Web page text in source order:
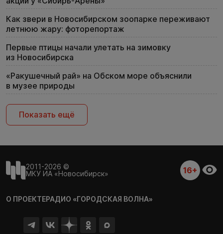
Как звери в Новосибирском зоопарке переживают
летнюю жару: фоторепортаж
Первые птицы начали улетать на зимовку
из Новосибирска
«Ракушечный рай» на Обском море объяснили
в музее природы
Показать ещё
2011-2026 ©
МКУ ИА «Новосибирск»
16+
О ПРОЕКТЕРАДИО «ГОРОДСКАЯ ВОЛНА»